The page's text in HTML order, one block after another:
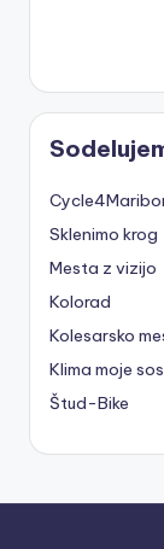
Sklenimo krog
Mesta z vizijo
Kolorad
Kolesarsko
Klima moje
Štud-Bike